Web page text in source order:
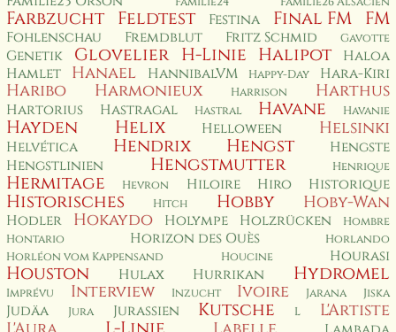
Farbzucht Feldtest Festina Final FM FM
Fohlenschau Fremdblut Fritz Schmid Gavotte
Genetik Glovelier H-Linie Halipot
Haloa
Hamlet
Hanael HannibalVM Happy-Day Hara-Kiri
Haribo Harmonieux Harrison Harthus
Hartorius Hastragal Hastral Havane Havanie
Hayden Helix Helloween Helsinki
Helvética Hendrix Hengst
Hengste
Hengstlinien
Hengstmutter Henrique
Hermitage Hevron Hiloire Hiro Historique
Historisches Hitch Hobby Hoby-Wan
Hodler Hokaydo Holympe Holzrücken
Hombre
Hontario
Horizon des Ouès
Horlando
Horléon vom Kappensand
Houcine Hourasi
Houston Hulax Hurrikan Hydromel
Imprévu Interview Inzucht Ivoire Jarana Jiska
Judäa Jura Jurassien Kutsche L
L'Artiste